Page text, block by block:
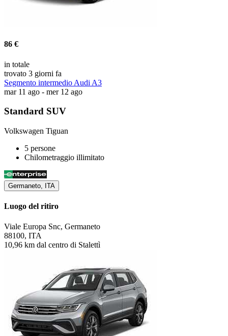
86 €
in totale
trovato 3 giorni fa
Segmento intermedio Audi A3
mar 11 ago - mer 12 ago
Standard SUV
Volkswagen Tiguan
5 persone
Chilometraggio illimitato
Germaneto, ITA
Luogo del ritiro
Viale Europa Snc, Germaneto
88100, ITA
10,96 km dal centro di Stalettì